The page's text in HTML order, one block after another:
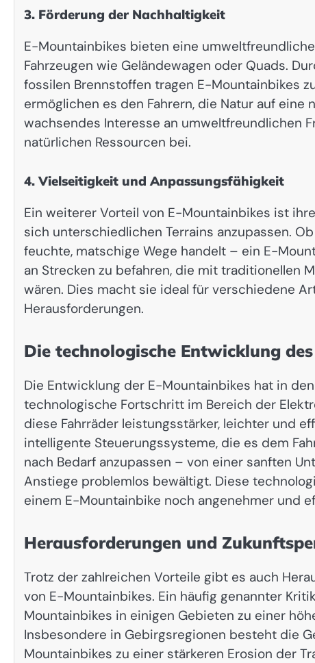
3. Förderung der Nachhaltigkeit
E-Mountainbikes bieten eine
Fahrzeugen wie Geländewagen oder Quads.
fossilen Brennstoffen tragen E-Mountainbikes
ermöglichen es den Fahrern, die Natur auf
wachsendes Interesse an umweltfreundlichen
natürlichen Ressourcen bei.
4. Vielseitigkeit und Anpassungsfähigkeit
Ein weiterer Vorteil von E-Mountainbikes ist
sich unterschiedlichen Terrains anzupassen.
feuchte, matschige Wege handelt – ein E-
an Strecken zu befahren, die mit traditionellen
wären. Dies macht sie ideal für verschiedene
Herausforderungen.
Die technologische Entwicklung
Die Entwicklung der E-Mountainbikes hat in
technologische Fortschritt im Bereich der
diese Fahrräder leistungsstärker, leichter und
intelligente Steuerungssysteme, die es dem
nach Bedarf anzupassen – von einer sanften
Anstiege problemlos bewältigt. Diese
einem E-Mountainbike noch angenehmer und
Herausforderungen und
Trotz der zahlreichen Vorteile gibt es auch
von E-Mountainbikes. Ein häufig genannter
Mountainbikes in einigen Gebieten zu einer
Insbesondere in Gebirgsregionen besteht die
Mountainbikes zu einer stärkeren Erosion der